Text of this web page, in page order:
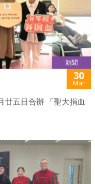
新聞
30
Mar
廿五日合辦 「聖大捐血